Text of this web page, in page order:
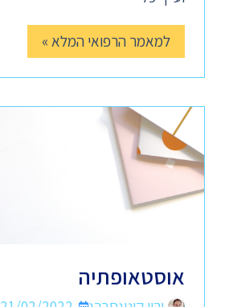
למאמר הרפואי המלא »
אוסטאופתיה